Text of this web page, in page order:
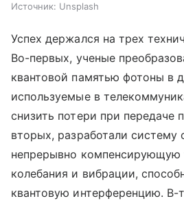
Источник: Unsplash
Успех держался на трех
Во-первых, ученые
квантовой памятью фотоны в
используемые в
снизить потери при передаче
вторых, разработали систему
непрерывно компенсирующую
колебания и вибрации,
квантовую интерференцию. В-